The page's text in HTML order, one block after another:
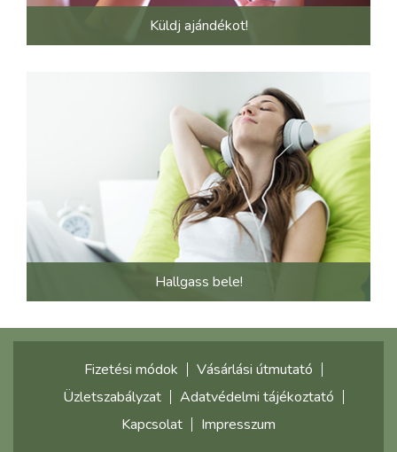
Küldj ajándékot!
Hallgass bele!
Fizetési módok
Vásárlási útmutató
Üzletszabályzat
Adatvédelmi tájékoztató
Kapcsolat
Impresszum